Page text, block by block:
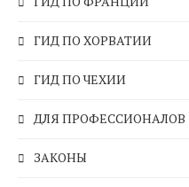
ГИД ПО ХОРВАТИИ
ГИД ПО ЧЕХИИ
ДЛЯ ПРОФЕССИОНАЛОВ
ЗАКОНЫ